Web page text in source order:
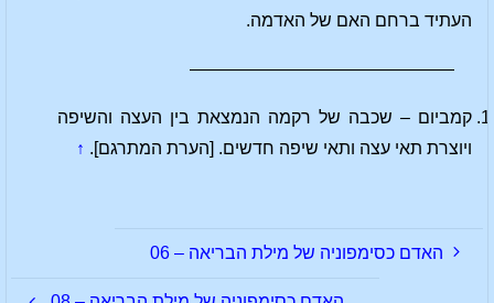
העתיד ברחם האם של האדמה.
———————————————
קמביום – שכבה של רקמה הנמצאת בין העצה והשיפה
ויוצרת תאי עצה ותאי שיפה חדשים. [הערת המתרגם]. ↑
האדם כסימפוניה של מילת הבריאה – 06